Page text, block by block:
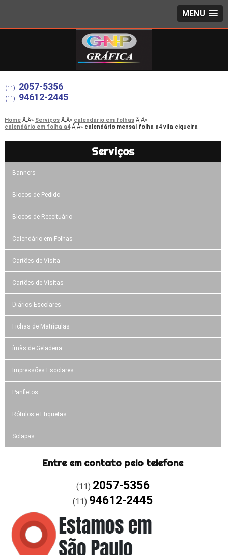
MENU
(11) 2057-5356
(11) 94612-2445
Home Serviços
calendário em folhas
calendário em folha a4
calendário mensal folha a4 vila ciqueira
Serviços
Banners
Blocos de Pedido
Blocos de Receituário
Calendário em Folhas
Cartões de Visita
Cartões de Visitas
Diários Escolares
Fichas de Matrículas
ímãs de Geladeira
Impressões Escolares
Panfletos
Rótulos e Etiquetas
Solapas
Entre em contato pelo telefone
(11) 2057-5356
(11) 94612-2445